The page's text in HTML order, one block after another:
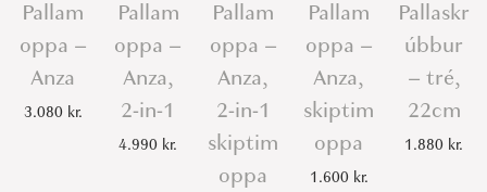
Pallam
oppa –
Anza
3.080 kr.
Pallam
oppa –
Anza,
2-in-1
4.990 kr.
Pallam
oppa –
Anza,
2-in-1
skiptim
oppa
Pallam
oppa –
Anza,
skiptim
oppa
1.600 kr.
Pallaskr
úbbur
– tré,
22cm
1.880 kr.